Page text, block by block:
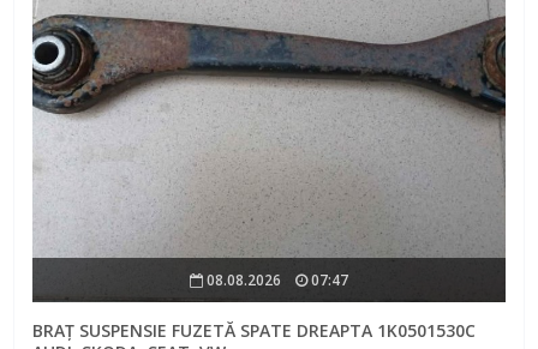
08.08.2026 07:47
BRAȚ SUSPENSIE FUZETĂ SPATE DREAPTA 1K0501530C